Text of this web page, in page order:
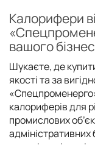
Калорифери
вашого
Шукаєте, де
якості та за
калориферів для
промислових
адміністративних